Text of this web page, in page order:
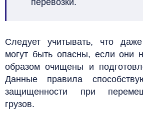
перевозки.
Следует учитывать, что
могут быть опасны, если
образом очищены и
Данные правила
защищенности при
грузов.